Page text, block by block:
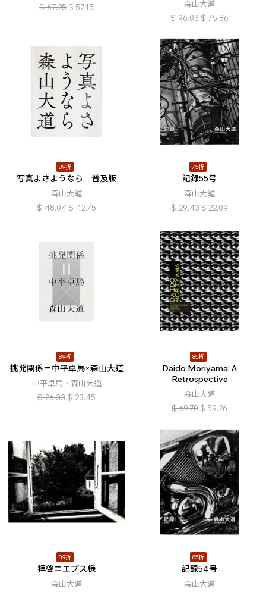
$ 67.25 $ 57.15
森山大道
$ 96.03 $ 75.86
89折
写真よさようなら 普及版
森山大道
$ 48.04 $ 42.75
75折
記録55号
森山大道
$ 29.43 $ 22.09
89折
挑発関係＝中平卓馬×森山大道
中平卓馬、森山大道
$ 26.33 $ 23.45
85折
Daido Moriyama: A
Retrospective
森山大道
$ 69.70 $ 59.26
89折
拝啓ニエプス様
森山大道
85折
記録54号
森山大道